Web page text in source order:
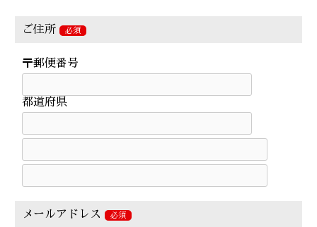
ご住所 必須
〒郵便番号
都道府県
メールアドレス 必須